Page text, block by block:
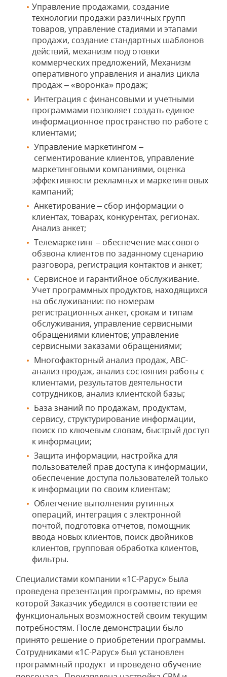
Управление продажами, создание
технологии продажи различных групп
товаров, управление стадиями и этапами
продажи, создание стандартных шаблонов
действий, механизм подготовки
коммерческих предложений, Механизм
оперативного управления и анализ цикла
продаж – «воронка» продаж;
Интеграция с финансовыми и учетными
программами позволяет создать единое
информационное пространство по работе с
клиентами;
Управление маркетингом –
сегментирование клиентов, управление
маркетинговыми компаниями, оценка
эффективности рекламных и маркетинговых
кампаний;
Анкетирование – сбор информации о
клиентах, товарах, конкурентах, регионах.
Анализ анкет;
Телемаркетинг – обеспечение массового
обзвона клиентов по заданному сценарию
разговора, регистрация контактов и анкет;
Сервисное и гарантийное обслуживание.
Учет программных продуктов, находящихся
на обслуживании: по номерам
регистрационных анкет, срокам и типам
обслуживания, управление сервисными
обращениями клиентов; управление
сервисными заказами обращениями;
Многофакторный анализ продаж, АВС-
анализ продаж, анализ состояния работы с
клиентами, результатов деятельности
сотрудников, анализ клиентской базы;
База знаний по продажам, продуктам,
сервису, структурирование информации,
поиск по ключевым словам, быстрый доступ
к информации;
Защита информации, настройка для
пользователей прав доступа к информации,
обеспечение доступа пользователей только
к информации по своим клиентам;
Облегчение выполнения рутинных
операций, интеграция с электронной
почтой, подготовка отчетов, помощник
ввода новых клиентов, поиск двойников
клиентов, групповая обработка клиентов,
фильтры.
Специалистами компании «1С-Рарус» была
проведена презентация программы, во время
которой Заказчик убедился в соответствии ее
функциональных возможностей своим текущим
потребностям. После демонстрации было
принято решение о приобретении программы.
Сотрудниками «1С-Рарус» был установлен
программный продукт и проведено обучение